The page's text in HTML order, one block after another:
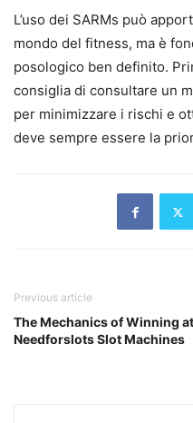
L’uso dei SARMs può
mondo del fitness, ma è
posologico ben definito.
consiglia di consultare un
per minimizzare i rischi e
deve sempre essere la
Previous article
The Mechanics of Winning at
Needforslots Slot Machines